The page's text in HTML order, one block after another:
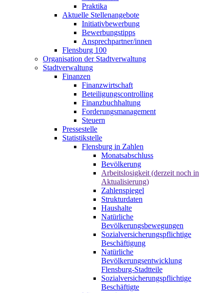
Praktika
Aktuelle Stellenangebote
Initiativbewerbung
Bewerbungstipps
Ansprechpartner/innen
Flensburg 100
Organisation der Stadtverwaltung
Stadtverwaltung
Finanzen
Finanzwirtschaft
Beteiligungscontrolling
Finanzbuchhaltung
Forderungsmanagement
Steuern
Pressestelle
Statistikstelle
Flensburg in Zahlen
Monatsabschluss
Bevölkerung
Arbeitslosigkeit (derzeit noch in
Aktualisierung)
Zahlenspiegel
Strukturdaten
Haushalte
Natürliche
Bevölkerungsbewegungen
Sozialversicherungspflichtige
Beschäftigung
Natürliche
Bevölkerungsentwicklung
Flensburg-Stadtteile
Sozialversicherungspflichtige
Beschäftigte